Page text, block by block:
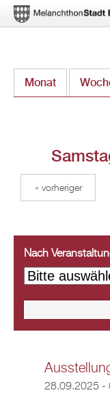
zum
Monat
« vorheriger
Nach
28.09.2025 -